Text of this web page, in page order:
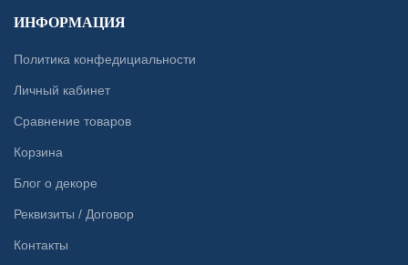
ИНФОРМАЦИЯ
Политика конфедициальности
Личный кабинет
Сравнение товаров
Корзина
Блог о декоре
Реквизиты / Договор
Контакты